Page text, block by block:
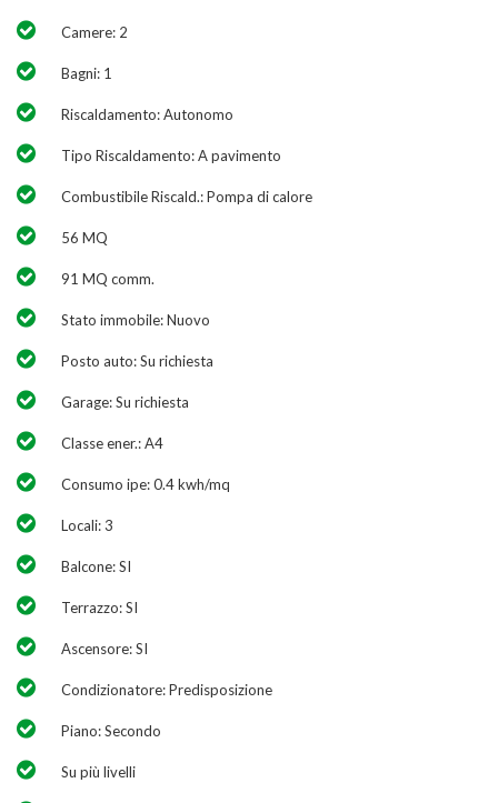
Camere: 2
Bagni: 1
Riscaldamento: Autonomo
Tipo Riscaldamento: A pavimento
Combustibile Riscald.: Pompa di calore
56 MQ
91 MQ comm.
Stato immobile: Nuovo
Posto auto: Su richiesta
Garage: Su richiesta
Classe ener.: A4
Consumo ipe: 0.4 kwh/mq
Locali: 3
Balcone: SI
Terrazzo: SI
Ascensore: SI
Condizionatore: Predisposizione
Piano: Secondo
Su più livelli